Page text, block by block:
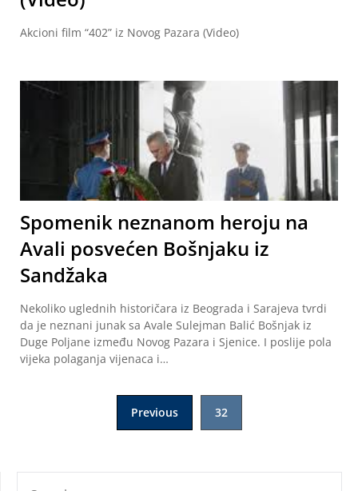
Akcioni film “402” iz Novog Pazara (Video)
Spomenik neznanom heroju na
Avali posvećen Bošnjaku iz
Sandžaka
Nekoliko uglednih historičara iz Beograda i Sarajeva tvrdi
da je neznani junak sa Avale Sulejman Balić Bošnjak iz
Duge Poljane između Novog Pazara i Sjenice. I poslije pola
vijeka polaganja vijenaca i…
Previous 32